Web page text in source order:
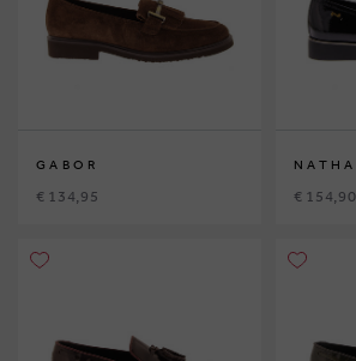
GABOR
€ 134,95 € 154,90